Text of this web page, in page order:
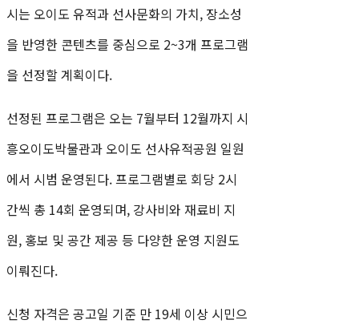
시는 오이도 유적과 선사문화의 가치, 장소성
을 반영한 콘텐츠를 중심으로 2~3개 프로그램
을 선정할 계획이다.
선정된 프로그램은 오는 7월부터 12월까지 시
흥오이도박물관과 오이도 선사유적공원 일원
에서 시범 운영된다. 프로그램별로 회당 2시
간씩 총 14회 운영되며, 강사비와 재료비 지
원, 홍보 및 공간 제공 등 다양한 운영 지원도
이뤄진다.
신청 자격은 공고일 기준 만 19세 이상 시민으